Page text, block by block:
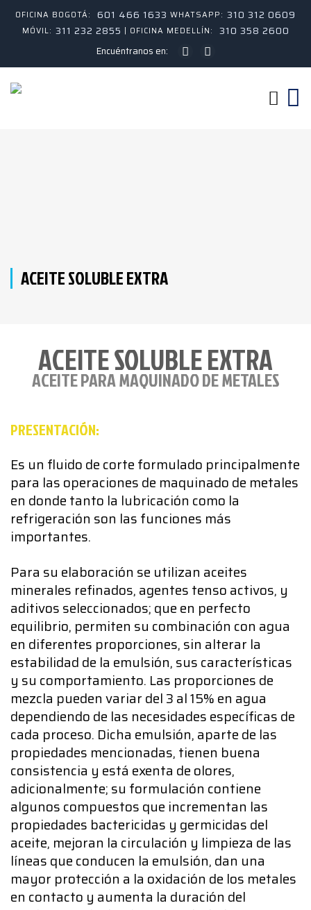
OFICINA BOGOTÁ: 601 466 1633 WHATSAPP: 310 312 0609
MÓVIL: 311 232 2855 | OFICINA MEDELLÍN: 310 358 2600
Encuéntranos en:
ACEITE SOLUBLE EXTRA
ACEITE SOLUBLE EXTRA
ACEITE PARA MAQUINADO DE METALES
PRESENTACIÓN:
Es un fluido de corte formulado principalmente
para las operaciones de maquinado de metales
en donde tanto la lubricación como la
refrigeración son las funciones más
importantes.
Para su elaboración se utilizan aceites
minerales refinados, agentes tenso activos, y
aditivos seleccionados; que en perfecto
equilibrio, permiten su combinación con agua
en diferentes proporciones, sin alterar la
estabilidad de la emulsión, sus características
y su comportamiento. Las proporciones de
mezcla pueden variar del 3 al 15% en agua
dependiendo de las necesidades específicas de
cada proceso. Dicha emulsión, aparte de las
propiedades mencionadas, tienen buena
consistencia y está exenta de olores,
adicionalmente; su formulación contiene
algunos compuestos que incrementan las
propiedades bactericidas y germicidas del
aceite, mejoran la circulación y limpieza de las
líneas que conducen la emulsión, dan una
mayor protección a la oxidación de los metales
en contacto y aumenta la duración del